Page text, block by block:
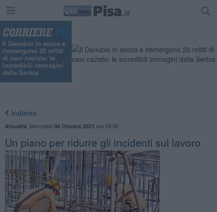
Il Danubio in secca e
riemergono 20 relitti
di navi naziste: le
incredibili immagini
dalla Serbia
Indietro
Attualità Mercoledì 06 Ottobre 2021 ore 09:39
Un piano per ridurre gli incidenti sul lavoro